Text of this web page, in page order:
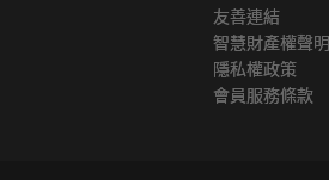
友善連結
智慧財產權聲明
隱私權政策
會員服務條款